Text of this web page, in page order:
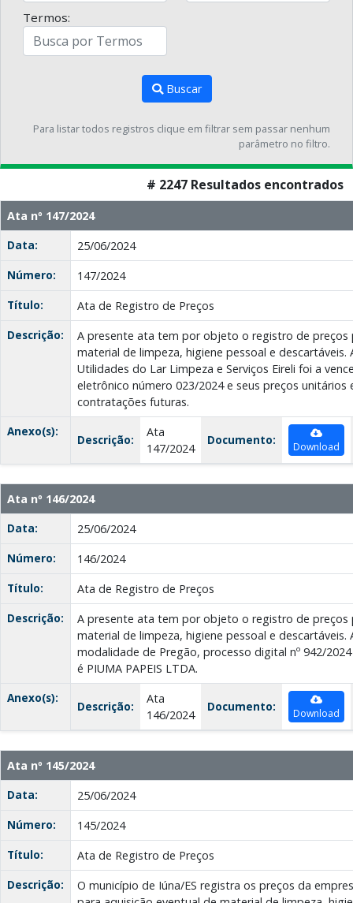
Termos:
Buscar
Para listar todos registros clique em filtrar sem passar nenhum
parâmetro no filtro.
# 2247 Resultados encontrados
Ata nº 147/2024
Data:
25/06/2024
Número:
147/2024
Título:
Ata de Registro de Preços
Descrição:
A presente ata tem por objeto o registro de preços
material de limpeza, higiene pessoal e descartáveis.
Utilidades do Lar Limpeza e Serviços Eireli foi a
eletrônico número 023/2024 e seus preços
contratações futuras.
Anexo(s):
Descrição:
Ata
147/2024
Documento: Download
Ata nº 146/2024
Data:
25/06/2024
Número:
146/2024
Título:
Ata de Registro de Preços
Descrição:
A presente ata tem por objeto o registro de preços
material de limpeza, higiene pessoal e descartáveis.
modalidade de Pregão, processo digital nº 942/
é PIUMA PAPEIS LTDA.
Anexo(s):
Descrição:
Ata
146/2024
Documento: Download
Ata nº 145/2024
Data:
25/06/2024
Número:
145/2024
Título:
Ata de Registro de Preços
Descrição:
O município de Iúna/ES registra os preços da